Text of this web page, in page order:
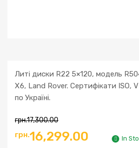
Литі диски R22 5×120, модель
X6, Land Rover. Сертифікати ISO,
по Україні.
грн.17,300.00
Оригінальна
грн.16,299.00 In